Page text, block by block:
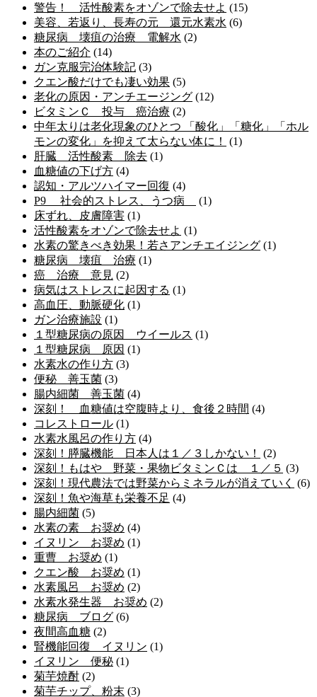
警告！ 活性酸素をオゾンで除去せよ (15)
美容、若返り、長寿の元 還元水素水 (6)
糖尿病 壊疽の治療 電解水 (2)
本のご紹介 (14)
ガン克服完治体験記 (3)
クエン酸だけでも凄い効果 (5)
老化の原因・アンチエージング (12)
ビタミンＣ 投与 癌治療 (2)
中年太りは老化現象のひとつ 「酸化」「糖化」「ホル
モンの変化」を抑えて太らない体に！
(1)
肝臓 活性酸素 除去 (1)
血糖値の下げ方 (4)
認知・アルツハイマー回復 (4)
P9 社会的ストレス、うつ病
(1)
床ずれ、皮膚障害 (1)
活性酸素をオゾンで除去せよ (1)
水素の驚きべき効果！若さアンチエイジング (1)
糖尿病 壊疽 治療 (1)
癌 治療 意見 (2)
病気はストレスに起因する (1)
高血圧、動脈硬化 (1)
ガン治療施設 (1)
１型糖尿病の原因 ウイールス (1)
１型糖尿病 原因 (1)
水素水の作り方 (3)
便秘 善玉菌 (3)
腸内細菌 善玉菌 (4)
深刻！ 血糖値は空腹時より、食後２時間 (4)
コレストロール (1)
水素水風呂の作り方 (4)
深刻！膵臓機能 日本人は１／３しかない！
(2)
深刻！もはや 野菜・果物ビタミンＣは １／５ (3)
深刻！現代農法では野菜からミネラルが消えていく (6)
深刻！魚や海草も栄養不足 (4)
腸内細菌 (5)
水素の素 お奨め (4)
イヌリン お奨め (1)
重曹 お奨め (1)
クエン酸 お奨め (1)
水素風呂 お奨め (2)
水素水発生器 お奨め (2)
糖尿病 ブログ (6)
夜間高血糖 (2)
腎機能回復 イヌリン (1)
イヌリン 便秘 (1)
菊芋焼酎 (2)
菊芋チップ、粉末 (3)